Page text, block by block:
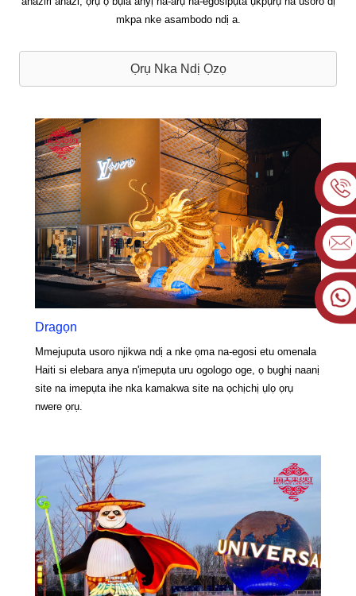
mkpa nke asambodo ndị a.
Ọrụ Nka Ndị Ọzọ
Dragọn
Mmejuputa usoro njikwa ndị a nke ọma na-egosi etu omenala
Haiti si elebara anya n'ịmepụta uru ogologo oge, ọ bụghị naanị
site na imepụta ihe nka kamakwa site na ọchịchị ụlọ ọrụ
nwere ọrụ.